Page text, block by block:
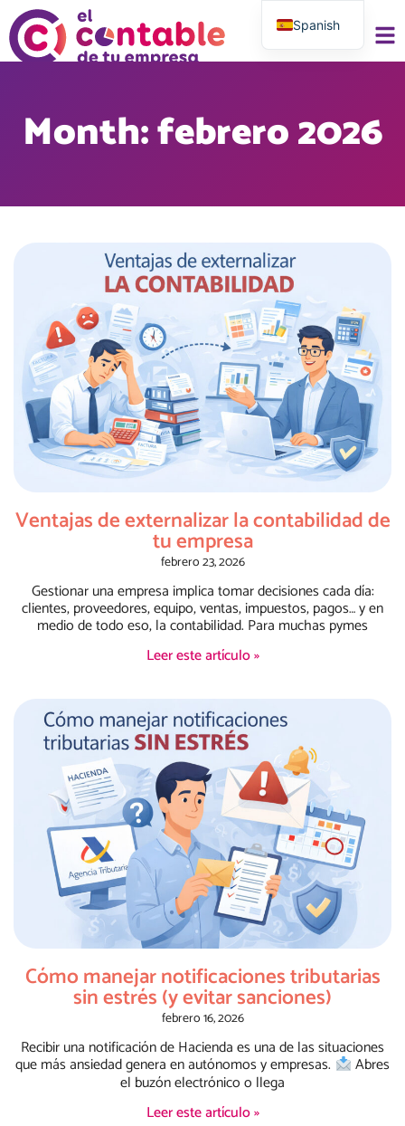
Month: febrero 2026
Ventajas de externalizar la contabilidad de
tu empresa
febrero 23, 2026
Gestionar una empresa implica tomar decisiones cada día:
clientes, proveedores, equipo, ventas, impuestos, pagos… y en
medio de todo eso, la contabilidad. Para muchas pymes
Leer este artículo »
Cómo manejar notificaciones tributarias
sin estrés (y evitar sanciones)
febrero 16, 2026
Recibir una notificación de Hacienda es una de las situaciones
que más ansiedad genera en autónomos y empresas. Abres
el buzón electrónico o llega
Leer este artículo »
Spanish